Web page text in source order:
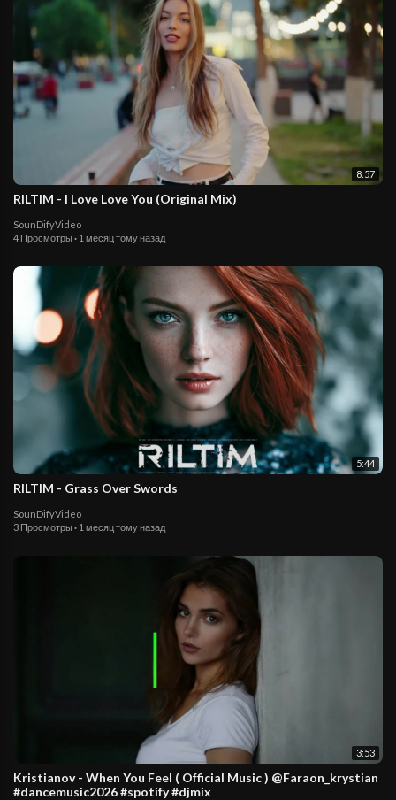
8:57
RILTIM - I Love Love You (Original Mix)
SounDifyVideo
4 Просмотры · 1 месяц тому назад
5:44
RILTIM - Grass Over Swords
SounDifyVideo
3 Просмотры · 1 месяц тому назад
3:53
Kristianov - When You Feel ( Official Music ) @Faraon_krystian
#dancemusic2026 #spotify #djmix